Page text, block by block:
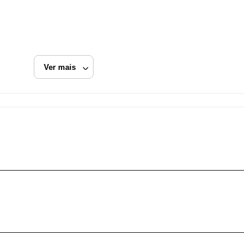
Fechar
Ver mais